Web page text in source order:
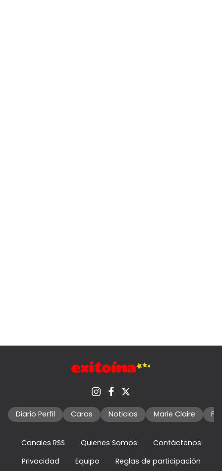
Diario Perfil Caras Noticias Marie Claire
Canales RSS Quienes Somos
Contáctenos
Privacidad
Equipo Reglas de participación